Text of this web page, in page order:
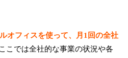
オフィスを使って、月1回の全社
ここでは全社的な事業の状況や各